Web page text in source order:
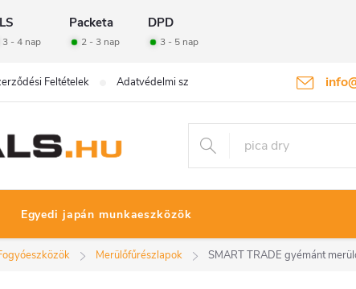
Packeta DPD
3 - 4 nap 2 - 3 nap 3 - 5 nap
Feltételek Adatvédelmi szabályzat Termékvisszaküldés
Egyedi japán munkaeszközök
Merülőfűrészlapok SMART TRADE gyémánt